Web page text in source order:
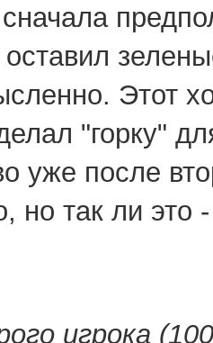
оставил
Этот
"горку"
уже после
но так ли это
игрока